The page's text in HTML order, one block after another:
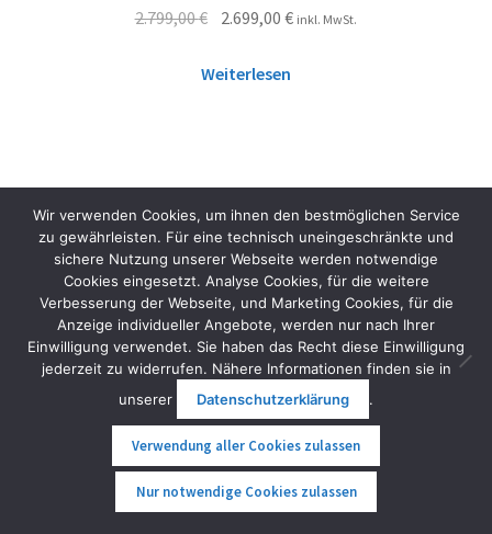
2.799,00€ 2.699,00€ inkl. MwSt.
Weiterlesen
Wir verwenden Cookies, um ihnen den bestmöglichen Service
zu gewährleisten. Für eine technisch uneingeschränkte und
sichere Nutzung unserer Webseite werden notwendige
Cookies eingesetzt. Analyse Cookies, für die weitere
Verbesserung der Webseite, und Marketing Cookies, für die
Anzeige individueller Angebote, werden nur nach Ihrer
Einwilligung verwendet. Sie haben das Recht diese Einwilligung
jederzeit zu widerrufen. Nähere Informationen finden sie in
unserer
Datenschutzerklärung .
Verwendung aller Cookies zulassen
Nur notwendige Cookies zulassen